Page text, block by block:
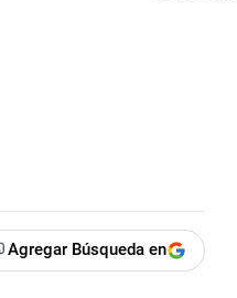
Agregar Búsqueda en